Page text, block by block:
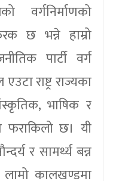
वर्गनिर्माणको
छ भन्ने हाम्रो
पार्टी वर्ग
राष्ट्र राज्यका
भाषिक र
छ। यी
र सामर्थ्य बन्न
लामो कालखण्डमा